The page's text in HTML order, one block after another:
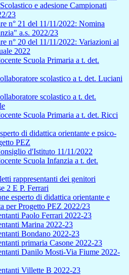
e adesione Campionati
23
n° 21 del 11/11/2022: Nomina
a.s. 2022/23
n° 20 del 11/11/2022: Variazioni al
2022
Scuola Primaria a t. det.
scolastico a t. det. Luciani
scolastico a t. det.
Scuola Primaria a t. det. Ricci
di didattica orientante e psico-
PEZ
d'Istituto 11/11/2022
Scuola Infanzia a t. det.
rappresentanti dei genitori
2 E P. Ferrari
esperto di didattica orientante e
per Progetto PEZ 2022/23
Paolo Ferrari 2022-23
Marina 2022-23
Bondano 2022-23
primaria Casone 2022-23
Danilo Mosti-Via Fiume 2022-
Villette B 2022-23